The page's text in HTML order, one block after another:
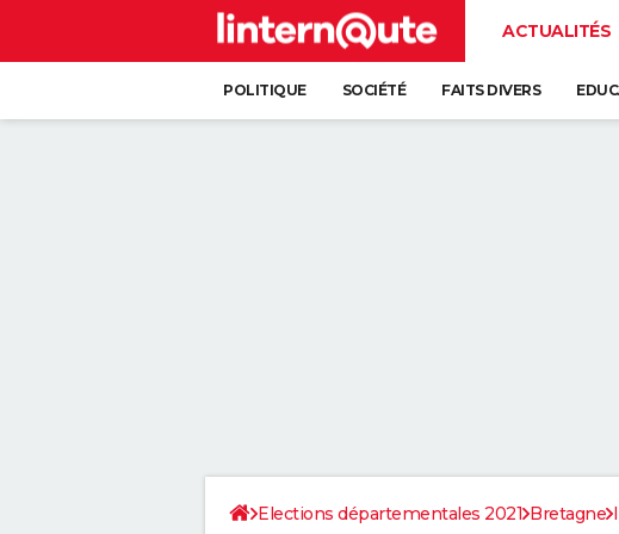
ACTUALITÉS
POLITIQUE SOCIÉTÉ FAITS DIVERS
Elections départementales 2021 Bretagne